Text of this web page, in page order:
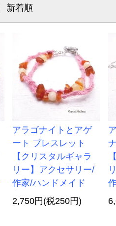
新着順
アラゴナイトとアゲ
ート ブレスレット
【クリスタルギャラ
リー】アクセサリー/
作家/ハンドメイド
2,750円(税250円)